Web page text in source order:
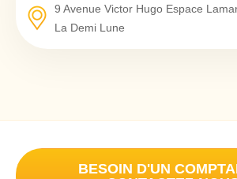
9 Avenue Victor Hugo Espace
La Demi Lune
BESOIN D'UN